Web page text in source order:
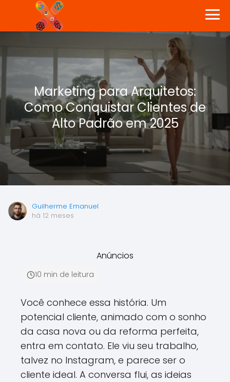
Marketing para Arquitetos:
Como Conquistar Clientes de
Alto Padrão em 2025
Guilherme Emanuel
há 12 meses
Anúncios
10 min de leitura
Você conhece essa história. Um
potencial cliente, animado com o sonho
da casa nova ou da reforma perfeita,
entra em contato. Ele viu seu trabalho,
talvez no Instagram, e parece ser o
cliente ideal. A conversa flui, as ideias